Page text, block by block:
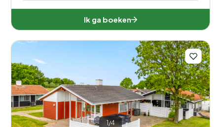
Ik ga boeken
1/4